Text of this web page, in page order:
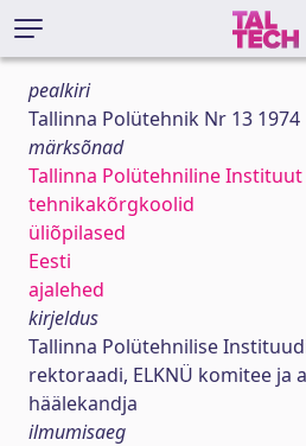
pealkiri
Tallinna Polütehnik Nr 13 1974
märksõnad
Tallinna Polütehniline Instituut
tehnikakõrgkoolid
üliõpilased
Eesti
ajalehed
kirjeldus
Tallinna Polütehnilise
rektoraadi, ELKNÜ komitee
häälekandja
ilmumisaeg